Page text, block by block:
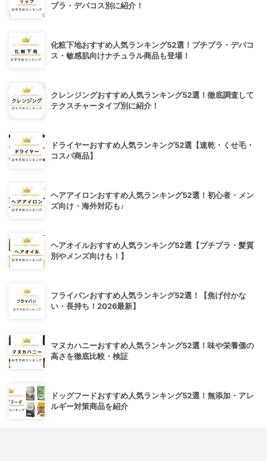
プラ・デパコス別に紹介！
化粧下地おすすめ人気ランキング52選！プチプラ・デパコ
ス・敏感肌向けナチュラル商品も登場！
クレンジングおすすめ人気ランキング52選！徹底調査して
テクスチャータイプ別に紹介！
ドライヤーおすすめ人気ランキング52選【速乾・くせ毛・
コスパ商品】
ヘアアイロンおすすめ人気ランキング52選！初心者・メン
ズ向け・海外対応も♪
ヘアオイルおすすめ人気ランキング52選【プチプラ・髪質
別やメンズ向けも！】
フライパンおすすめ人気ランキング52選！【焦げ付かな
い・長持ち！2026最新】
マヌカハニーおすすめ人気ランキング52選！味や栄養価の
高さを徹底比較・検証
ドッグフードおすすめ人気ランキング52選！無添加・アレ
ルギー対策商品を紹介